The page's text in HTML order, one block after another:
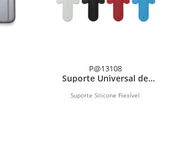
P@13108
Suporte Universal de
Celular
Suporte Silicone Flexível